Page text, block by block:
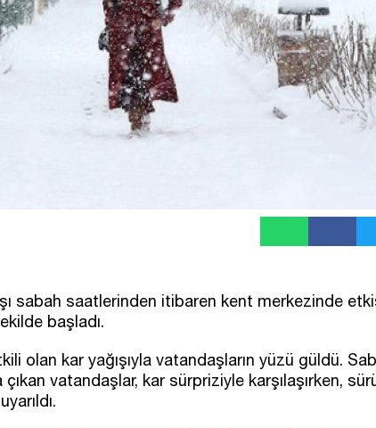
sabah saatlerinden itibaren kent merkezinde
başladı.
olan kar yağışıyla vatandaşların yüzü güldü.
vatandaşlar, kar sürpriziyle karşılaşırken,